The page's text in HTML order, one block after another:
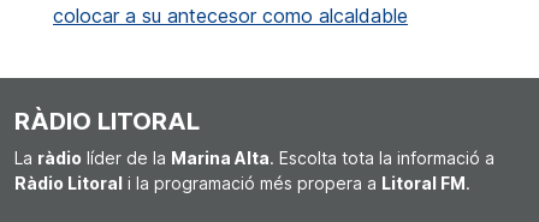
colocar a su antecesor como alcaldable
RÀDIO LITORAL
La ràdio líder de la Marina Alta. Escolta tota la informació a
Ràdio Litoral i la programació més propera a Litoral FM.